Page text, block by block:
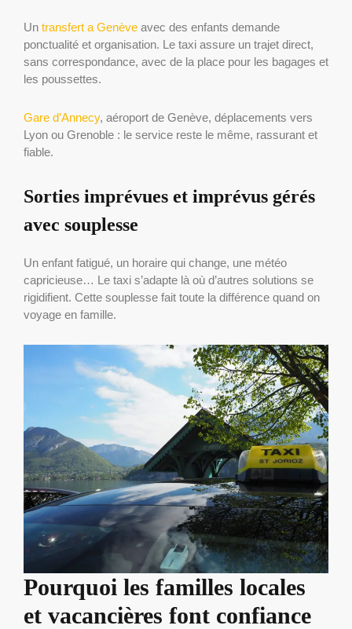
Un transfert a Genève avec des enfants demande
ponctualité et organisation. Le taxi assure un trajet direct,
sans correspondance, avec de la place pour les bagages et
les poussettes.
Gare d’Annecy, aéroport de Genève, déplacements vers
Lyon ou Grenoble : le service reste le même, rassurant et
fiable.
Sorties imprévues et imprévus gérés
avec souplesse
Un enfant fatigué, un horaire qui change, une météo
capricieuse… Le taxi s’adapte là où d’autres solutions se
rigidifient. Cette souplesse fait toute la différence quand on
voyage en famille.
Pourquoi les familles locales
et vacancières font confiance